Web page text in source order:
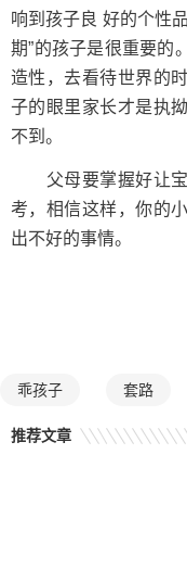
响到孩子良 好的个性
期”的孩子是很重要的
造性，去看待世界的
子的眼里家长才是执
不到。
父母要掌握好让宝
考，相信这样，你的
出不好的事情。
乖孩子 套路
推荐文章